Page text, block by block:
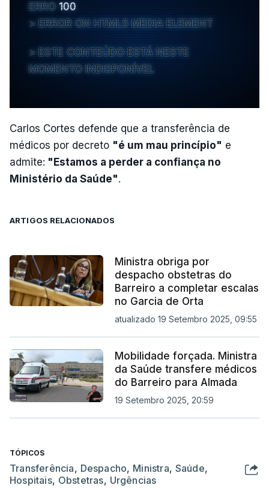
ERRO 100
ERROR ON HTML5 MEDIA ELEMENT
ESTE CONTEÚDO ESTÁ NESTE
MOMENTO INDISPONÍVEL
Carlos Cortes defende que a transferência de
médicos por decreto "é um mau princípio" e
admite: "Estamos a perder a confiança no
Ministério da Saúde".
ARTIGOS RELACIONADOS
Ministra obriga por
despacho obstetras do
Barreiro a completar escalas
no Garcia de Orta
atualizado 19 Setembro 2025, 09:55
Mobilidade forçada. Ministra
da Saúde transfere médicos
do Barreiro para Almada
19 Setembro 2025, 20:59
TÓPICOS
Transferência, Despacho, Ministra, Saúde,
Hospitais, Obstetras, Urgências